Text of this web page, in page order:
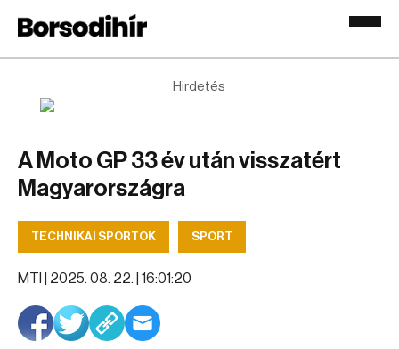
Hirdetés
A Moto GP 33 év után visszatért
Magyarországra
TECHNIKAI SPORTOK SPORT
MTI | 2025. 08. 22. | 16:01:20